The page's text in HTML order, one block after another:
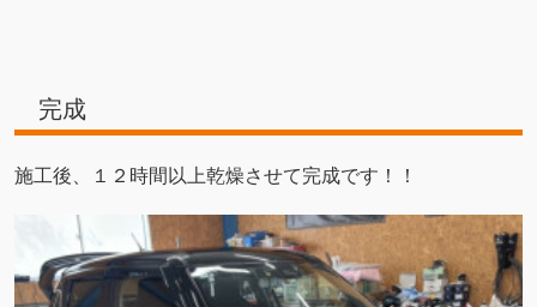
完成
施工後、１２時間以上乾燥させて完成です！！